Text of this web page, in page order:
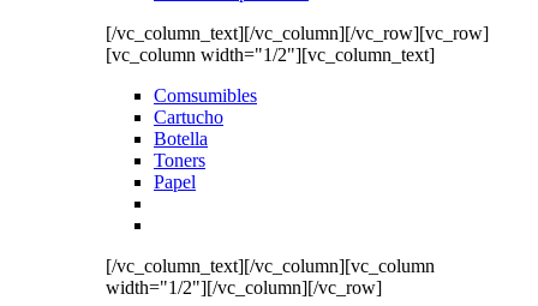
[/vc_column_text][/vc_column][/vc_row][vc_row]
[vc_column width="1/2"][vc_column_text]
Comsumibles
Cartucho
Botella
Toners
Papel
[/vc_column_text][/vc_column][vc_column
width="1/2"][/vc_column][/vc_row]